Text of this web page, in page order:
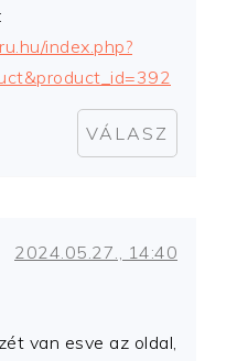
index.php?
VÁLASZ
2024.05.27., 14:40
van esve az oldal,